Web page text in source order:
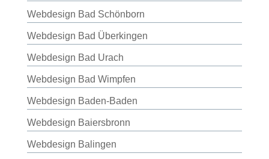
Webdesign Bad Schönborn
Webdesign Bad Überkingen
Webdesign Bad Urach
Webdesign Bad Wimpfen
Webdesign Baden-Baden
Webdesign Baiersbronn
Webdesign Balingen